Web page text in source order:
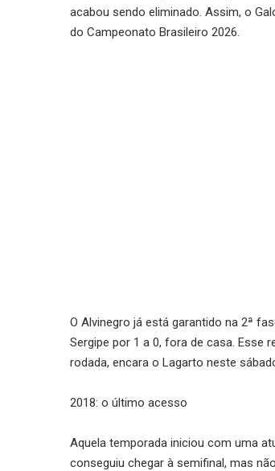
acabou sendo eliminado. Assim, o
do Campeonato Brasileiro 2026.
O Alvinegro já está garantido na 2ª
Sergipe por 1 a 0, fora de casa. Esse
rodada, encara o Lagarto neste
2018: o último acesso
Aquela temporada iniciou com uma
conseguiu chegar à semifinal, mas